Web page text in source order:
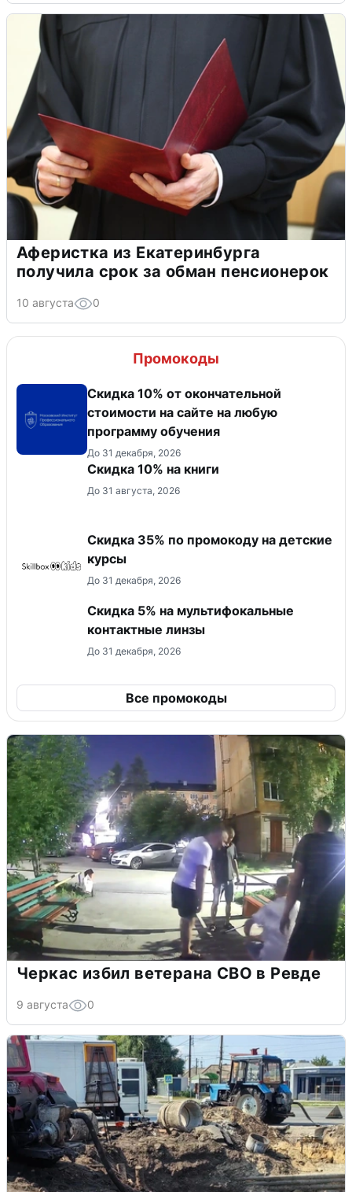
Аферистка из Екатеринбурга
получила срок за обман пенсионерок
10 августа 0
Промокоды
Скидка 10% от окончательной
стоимости на сайте на любую
программу обучения
До 31 декабря, 2026
Скидка 10% на книги
До 31 августа, 2026
Скидка 35% по промокоду на детские
курсы
До 31 декабря, 2026
Скидка 5% на мультифокальные
контактные линзы
До 31 декабря, 2026
Все промокоды
Черкас избил ветерана СВО в Ревде
9 августа 0